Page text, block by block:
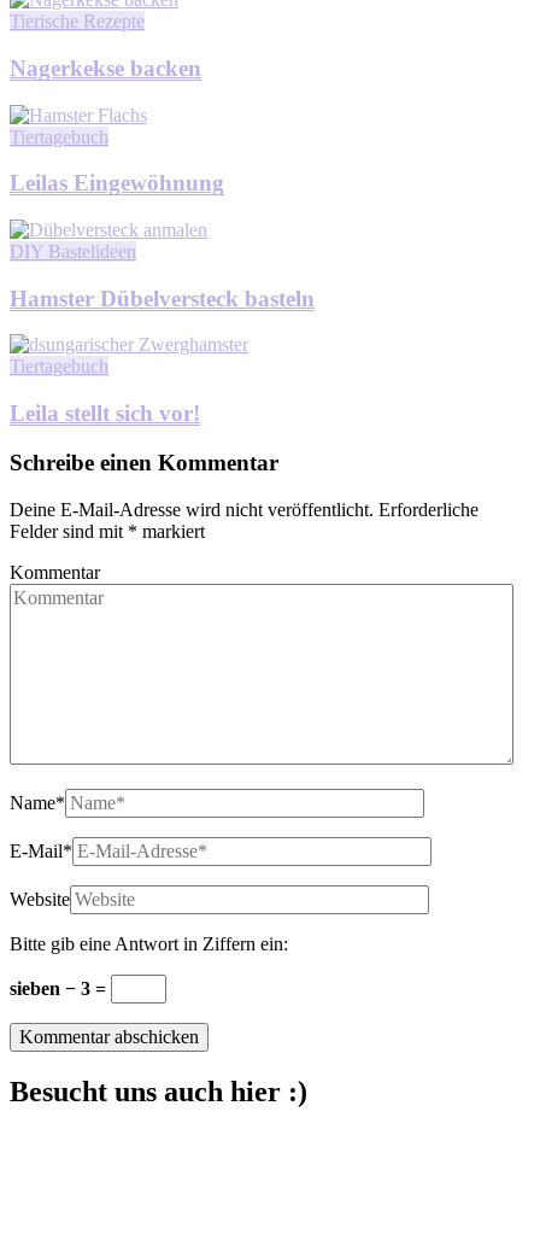
Tierische Rezepte
Nagerkekse backen
Tiertagebuch
Leilas Eingewöhnung
DIY Bastelideen
Hamster Dübelversteck basteln
Tiertagebuch
Leila stellt sich vor!
Schreibe einen Kommentar
Deine E-Mail-Adresse wird nicht veröffentlicht. Erforderliche
Felder sind mit * markiert
Kommentar
Name*
E-Mail*
Website
Bitte gib eine Antwort in Ziffern ein:
sieben − 3 =
Besucht uns auch hier :)